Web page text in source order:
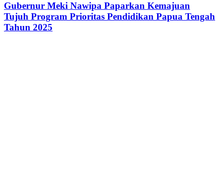
Gubernur Meki Nawipa Paparkan Kemajuan
Tujuh Program Prioritas Pendidikan Papua Tengah
Tahun 2025